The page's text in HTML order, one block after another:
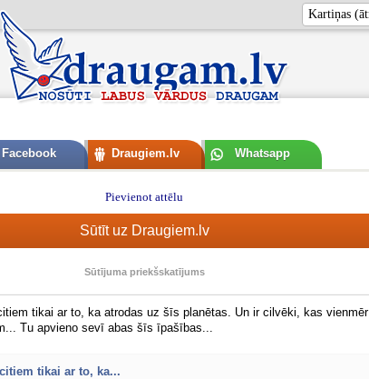
Facebook Draugiem.lv Whatsapp
Pievienot attēlu
Sūtīt uz Draugiem.lv
Sūtījuma priekšskatījums
tikai ar to, ka atrodas uz šīs planētas. Un ir cilvēki, kas vienmēr
Tu apvieno sevī abas šīs īpašības...
tikai ar to, ka...